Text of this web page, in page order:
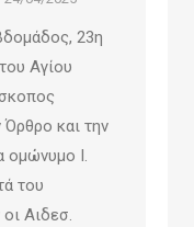
23η
Αγίου
και την
ομώνυμο Ι.
του
Αιδεσ.